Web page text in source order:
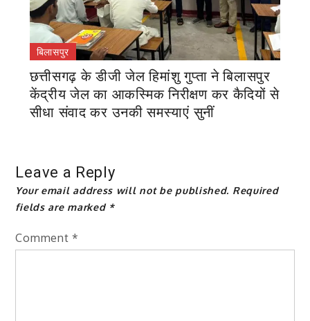
बिलासपुर
छत्तीसगढ़ के डीजी जेल हिमांशु गुप्ता ने बिलासपुर
केंद्रीय जेल का आकस्मिक निरीक्षण कर कैदियों से
सीधा संवाद कर उनकी समस्याएं सुनीं
Leave a Reply
Your email address will not be published. Required
fields are marked *
Comment *